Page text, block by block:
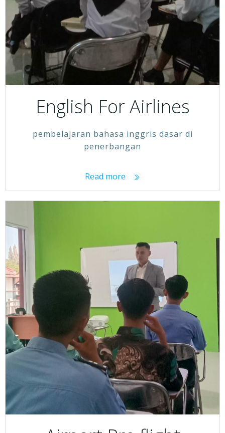
English For Airlines
pembelajaran bahasa inggris dasar di
penerbangan
Read more